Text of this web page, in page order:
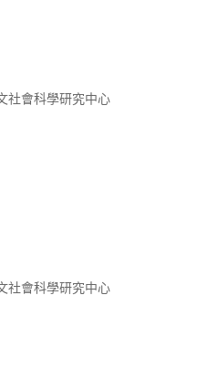
社會科學研究中心
社會科學研究中心